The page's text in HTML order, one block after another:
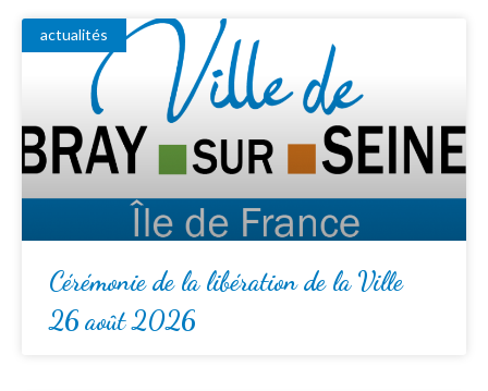
actualités
Cérémonie de la libération de la Ville
26 août 2026